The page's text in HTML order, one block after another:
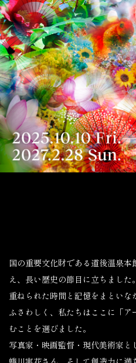
国の重要文化財である道後温泉
え、長い歴史の節目に立ちました。
重ねられた時間と記憶をまとい
ふさわしく、私たちはここに「
むことを選びました。
写真家・映画監督・現代美術家